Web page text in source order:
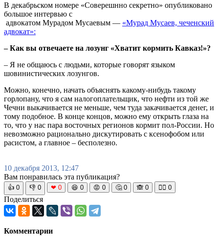
В декабрьском номере «Соверешнно секретно» опубликовано
большое интервью с
адвокатом Мурадом Мусаевым — «Мурад Мусаев, чеченский
адвокат»:
– Как вы отвечаете на лозунг «Хватит кормить Кавказ!»?
– Я не общаюсь с людьми, которые говорят языком
шовинистических лозунгов.
Можно, конечно, начать объяснять какому-нибудь такому
горлопану, что я сам налогоплательщик, что нефти из той же
Чечни выкачивается не меньше, чем туда закачивается денег, и
тому подобное. В конце концов, можно ему открыть глаза на
то, что у нас пара восточных регионов кормит пол-России. Но
невозможно рационально дискутировать с ксенофобом или
расистом, а главное – бесполезно.
10 декабря 2013, 12:47
Вам понравилась эта публикация?
👍 0 👎 0 ❤ 0 😆 0 😡 0 🤔 0 🙈 0 🧘‍♀️ 0
Поделиться
Комментарии